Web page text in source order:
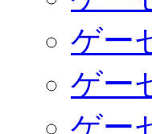
ゲー
ゲー
ゲー